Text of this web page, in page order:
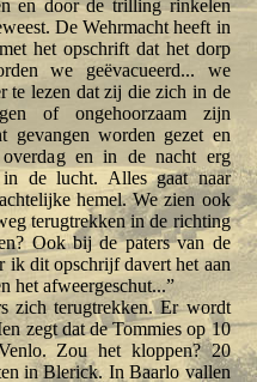
en door de trilling rinkelen
De Wehrmacht heeft in
het opschrift dat het dorp
we geëvacueerd... we
te lezen dat zij die zich in de
of ongehoorzaam zijn
gevangen worden gezet en
en in de nacht erg
in de lucht. Alles gaat naar
hemel. We zien ook
terugtrekken in de richting
Ook bij de paters van de
ik dit opschrijf davert het aan
het afweergeschut...”
zich terugtrekken. Er wordt
zegt dat de Tommies op 10
Zou het kloppen? 20
in Blerick. In Baarlo vallen